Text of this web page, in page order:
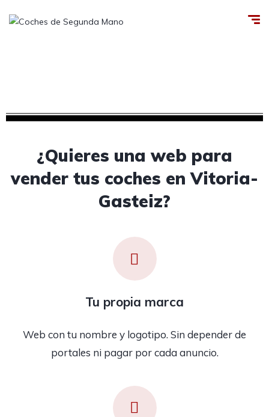
¿Quieres una web para
vender tus coches en Vitoria-
Gasteiz?
Tu propia marca
Web con tu nombre y logotipo. Sin depender de
portales ni pagar por cada anuncio.